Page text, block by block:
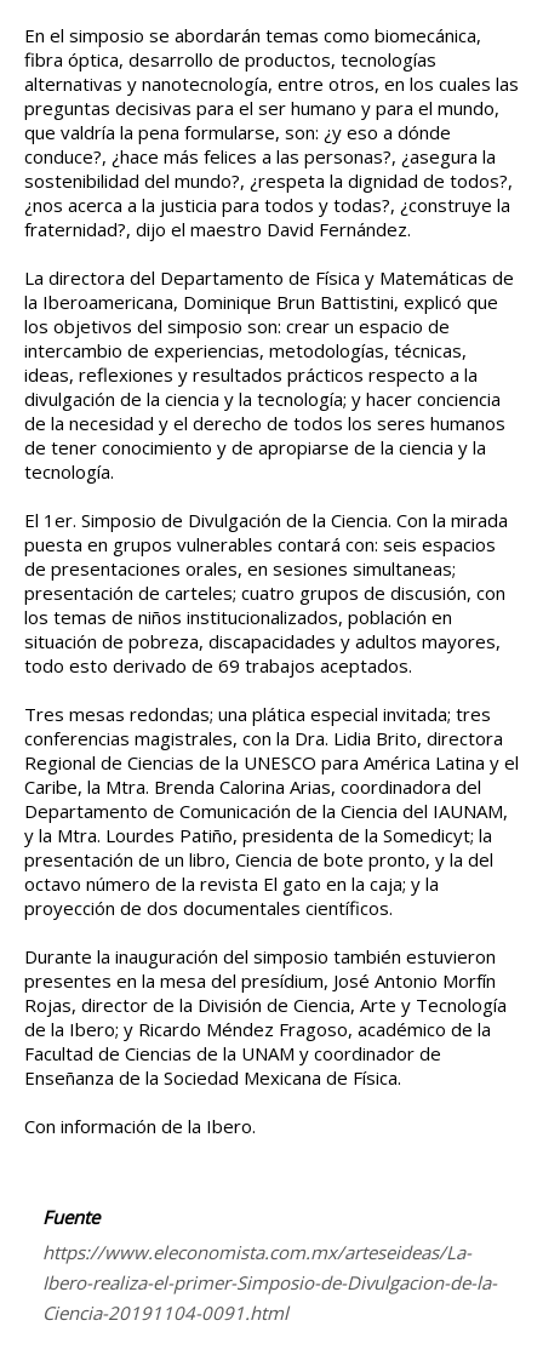
En el simposio se abordarán temas como biomecánica,
fibra óptica, desarrollo de productos, tecnologías
alternativas y nanotecnología, entre otros, en los cuales las
preguntas decisivas para el ser humano y para el mundo,
que valdría la pena formularse, son: ¿y eso a dónde
conduce?, ¿hace más felices a las personas?, ¿asegura la
sostenibilidad del mundo?, ¿respeta la dignidad de todos?,
¿nos acerca a la justicia para todos y todas?, ¿construye la
fraternidad?, dijo el maestro David Fernández.
La directora del Departamento de Física y Matemáticas de
la Iberoamericana, Dominique Brun Battistini, explicó que
los objetivos del simposio son: crear un espacio de
intercambio de experiencias, metodologías, técnicas,
ideas, reflexiones y resultados prácticos respecto a la
divulgación de la ciencia y la tecnología; y hacer conciencia
de la necesidad y el derecho de todos los seres humanos
de tener conocimiento y de apropiarse de la ciencia y la
tecnología.
El 1er. Simposio de Divulgación de la Ciencia. Con la mirada
puesta en grupos vulnerables contará con: seis espacios
de presentaciones orales, en sesiones simultaneas;
presentación de carteles; cuatro grupos de discusión, con
los temas de niños institucionalizados, población en
situación de pobreza, discapacidades y adultos mayores,
todo esto derivado de 69 trabajos aceptados.
Tres mesas redondas; una plática especial invitada; tres
conferencias magistrales, con la Dra. Lidia Brito, directora
Regional de Ciencias de la UNESCO para América Latina y el
Caribe, la Mtra. Brenda Calorina Arias, coordinadora del
Departamento de Comunicación de la Ciencia del IAUNAM,
y la Mtra. Lourdes Patiño, presidenta de la Somedicyt; la
presentación de un libro, Ciencia de bote pronto, y la del
octavo número de la revista El gato en la caja; y la
proyección de dos documentales científicos.
Durante la inauguración del simposio también estuvieron
presentes en la mesa del presídium, José Antonio Morfín
Rojas, director de la División de Ciencia, Arte y Tecnología
de la Ibero; y Ricardo Méndez Fragoso, académico de la
Facultad de Ciencias de la UNAM y coordinador de
Enseñanza de la Sociedad Mexicana de Física.
Con información de la Ibero.
Fuente
https://www.eleconomista.com.mx/arteseideas/La-
Ibero-realiza-el-primer-Simposio-de-Divulgacion-de-la-
Ciencia-20191104-0091.html